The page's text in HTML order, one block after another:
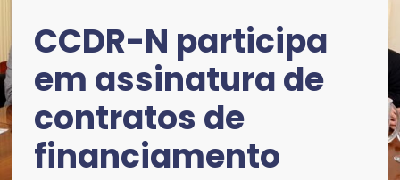
CCDR-N participa
em assinatura de
contratos de
financiamento